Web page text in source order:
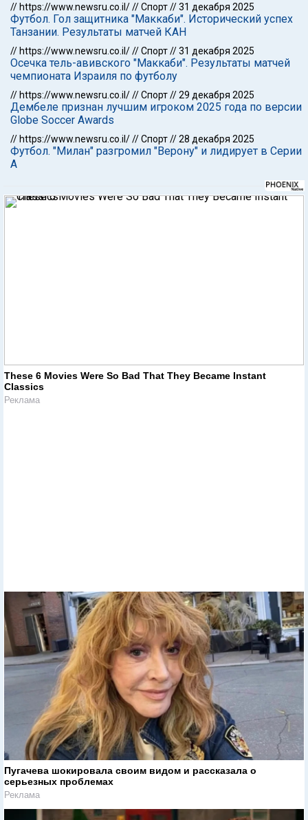
// https://www.newsru.co.il///Спорт//31 декабря 2025
Футбол. Гол защитника "Маккаби". Исторический успех
Танзании. Результаты матчей КАН
// https://www.newsru.co.il///Спорт//31 декабря 2025
Осечка тель-авивского "Маккаби". Результаты матчей
чемпионата Израиля по футболу
// https://www.newsru.co.il///Спорт//29 декабря 2025
Дембеле признан лучшим игроком 2025 года по версии
Globe Soccer Awards
// https://www.newsru.co.il///Спорт//28 декабря 2025
Футбол. "Милан" разгромил "Верону" и лидирует в Серии
А
These 6 Movies Were So Bad That They Became Instant
Classics
Реклама
Пугачева шокировала своим видом и рассказала о
серьезных проблемах
Реклама